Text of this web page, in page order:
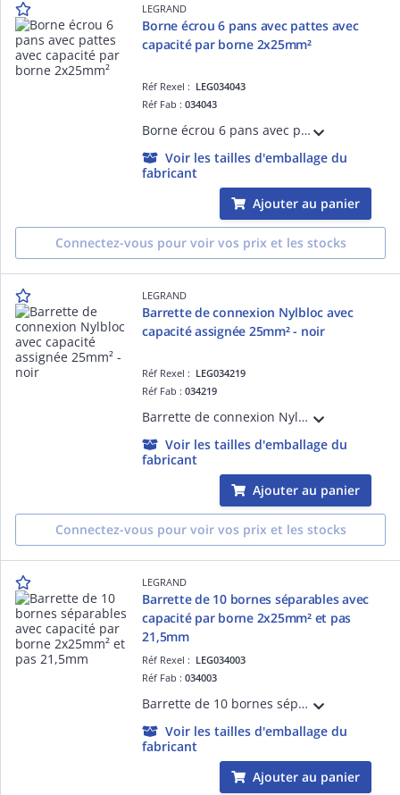
LEGRAND
Borne écrou 6 pans avec pattes avec
capacité par borne 2x25mm²
Réf Rexel : LEG034043
Réf Fab :034043
Borne écrou 6 pans avec pattes avec capacité par borne 2x25mm² - largeur fente pour passage du câble 7,4mm - hauteur hors tout 49mm - entraxe de fixation 37mm
Voir les tailles d'emballage du
fabricant
Ajouter au panier
Connectez-vous pour voir vos prix et les stocks
LEGRAND
Barrette de connexion Nylbloc avec
capacité assignée 25mm² - noir
Réf Rexel : LEG034219
Réf Fab :034219
Barrette de connexion Nylbloc avec capacité assignée 25mm² - trou diamètre 7mm - intensité maximum 101A - 12 éléments à vis imperdables livrée vis dévissées - tenue au fil incandescent 850°C suivant EN 60695-2-11 - noir
Voir les tailles d'emballage du
fabricant
Ajouter au panier
Connectez-vous pour voir vos prix et les stocks
LEGRAND
Barrette de 10 bornes séparables avec
capacité par borne 2x25mm² et pas
21,5mm
Réf Rexel : LEG034003
Réf Fab :034003
Barrette de 10 bornes séparables avec pattes - capacité par borne 2x25mm² et pas 21,5mm - gris
Voir les tailles d'emballage du
fabricant
Ajouter au panier